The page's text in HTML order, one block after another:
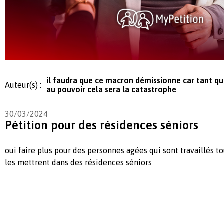
Auteur(s) :
il faudra que ce macron démissionne car tant
au pouvoir cela sera la catastrophe
30/03/2024
Pétition pour des résidences séniors
oui faire plus pour des personnes agées qui sont travaillés
les mettrent dans des résidences séniors